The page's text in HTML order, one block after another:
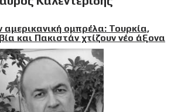
αμερικανική ομπρέλα: Τουρκία,
και Πακιστάν χτίζουν νέο άξονα